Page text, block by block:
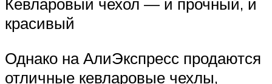
красивый
Однако на АлиЭкспресс продаются
отличные кевларовые чехлы,